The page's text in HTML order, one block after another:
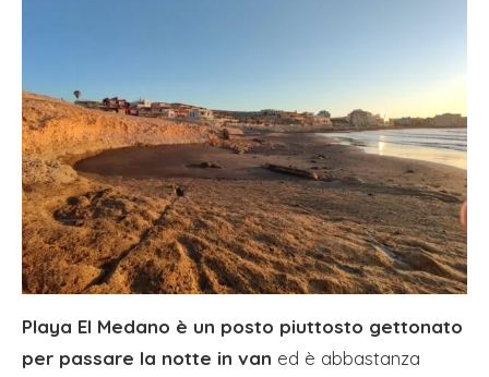
Playa El Medano è un posto piuttosto gettonato
per passare la notte in van ed è abbastanza